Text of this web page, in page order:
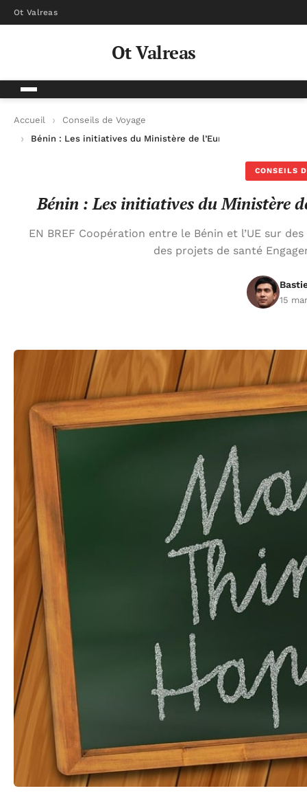
Ot Valreas
Ot Valreas
Accueil
Conseils de Voyage
Bénin : Les initiatives du Ministère de l’Europe et des
CONSEILS
Bénin : Les initiatives du Ministère
EN BREF Coopération entre le Bénin et l’UE sur
des projets de santé
15